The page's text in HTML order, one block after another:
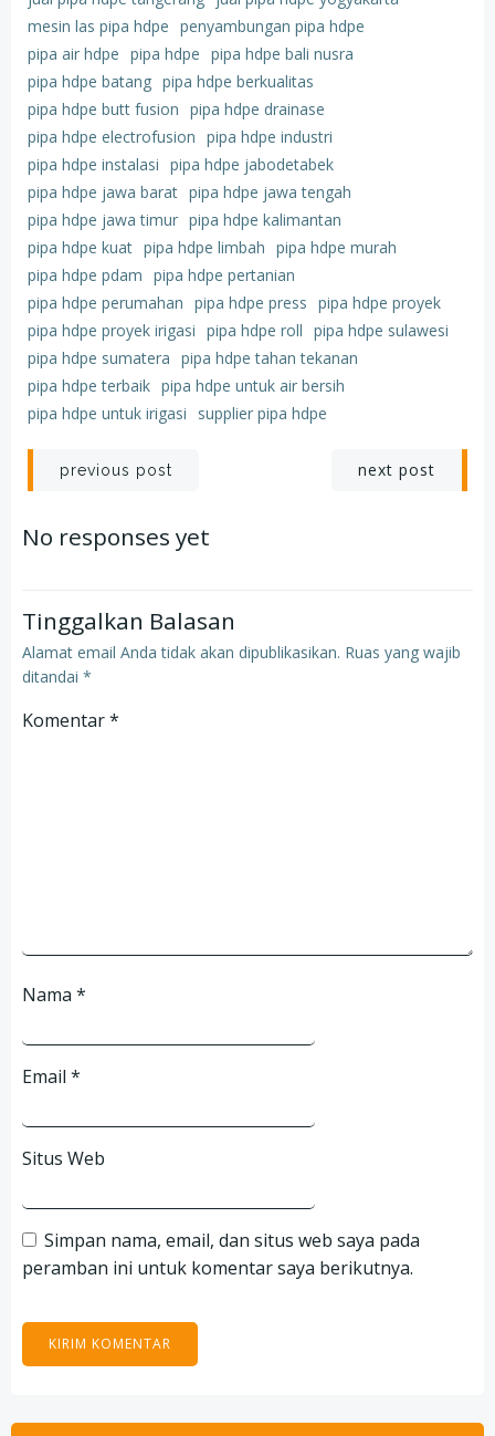
mesin las pipa hdpe penyambungan pipa hdpe
pipa air hdpe pipa hdpe pipa hdpe bali nusra
pipa hdpe batang pipa hdpe berkualitas
pipa hdpe butt fusion pipa hdpe drainase
pipa hdpe electrofusion pipa hdpe industri
pipa hdpe instalasi pipa hdpe jabodetabek
pipa hdpe jawa barat pipa hdpe jawa tengah
pipa hdpe jawa timur pipa hdpe kalimantan
pipa hdpe kuat pipa hdpe limbah pipa hdpe murah
pipa hdpe pdam pipa hdpe pertanian
pipa hdpe perumahan pipa hdpe press pipa hdpe proyek
pipa hdpe proyek irigasi pipa hdpe roll pipa hdpe sulawesi
pipa hdpe sumatera pipa hdpe tahan tekanan
pipa hdpe terbaik pipa hdpe untuk air bersih
pipa hdpe untuk irigasi
supplier pipa hdpe
Post
navigation
previous post next post
No responses yet
Tinggalkan Balasan
Alamat email Anda tidak akan dipublikasikan. Ruas yang wajib
ditandai *
Komentar*
Nama *
Email *
Situs Web
Simpan nama, email, dan situs web saya pada
peramban ini untuk komentar saya berikutnya.